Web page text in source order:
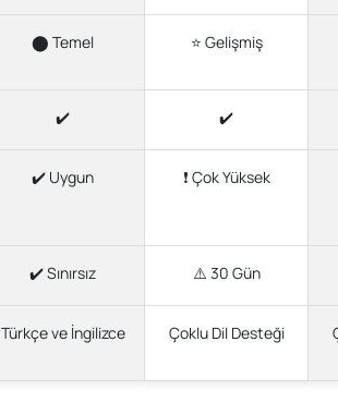
⬤ Temel ⭐ Gelişmiş
✔️ ✔️
✔️ Uygun ❗ Çok Yüksek
✔️ Sınırsız ⚠️ 30 Gün
Türkçe ve İngilizce Çoklu Dil Desteği